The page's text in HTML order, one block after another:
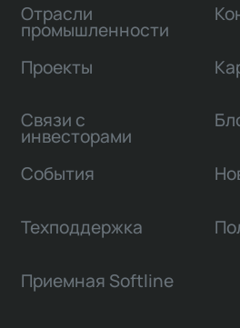
Отрасли
промышленности
Проекты
Связи с
инвесторами
События
Техподдержка
Приемная Softline